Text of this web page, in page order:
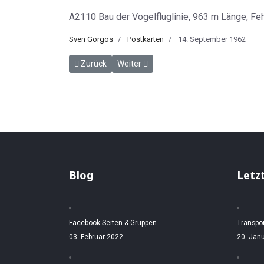
A2110 Bau der Vogelfluglinie, 963 m Länge,
Sven Gorgos Postkarten 14. September 1962
Vorheriger Beitrag: Großenbrode Kai mit FS
Zurück Nächster Beitrag: Brücke der
Weiter
Blog
Facebook Seiten & Gruppen
03. Februar 2022
20.